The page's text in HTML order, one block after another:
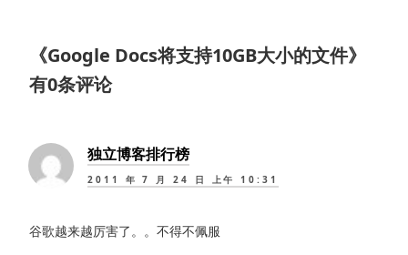
《Google Docs将支持10GB大小的文件》
有0条评论
独立博客排行榜
2011 年 7 月 24 日 上午 10:31
谷歌越来越厉害了。。不得不佩服